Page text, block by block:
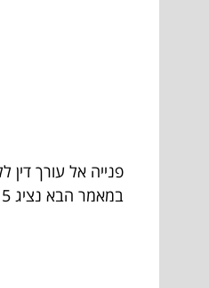
פנייה אל עורך
במאמר הבא נציג 5 יתרונות של פנייה לעורך דין כזה וזאת כדי שתוכלו להבין מדוע מדובר בצעד החשוב ביותר שתצטרכו לקחת בחשבון ולא לזלזל בחשיבות שלו.